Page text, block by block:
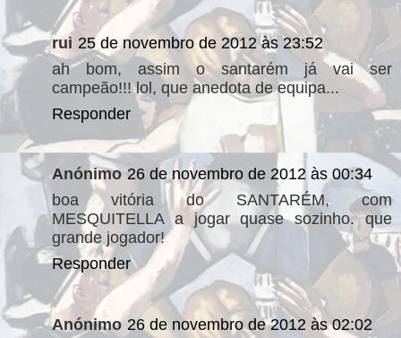
rui 25 de novembro de 2012 às 23:52
ah bom, assim o santarém já vai ser
campeão!!! lol, que anedota de equipa...
Responder
Anónimo 26 de novembro de 2012 às 00:34
boa vitória do SANTARÉM, com
MESQUITELLA a jogar quase sozinho. que
grande jogador!
Responder
Anónimo 26 de novembro de 2012 às 02:02